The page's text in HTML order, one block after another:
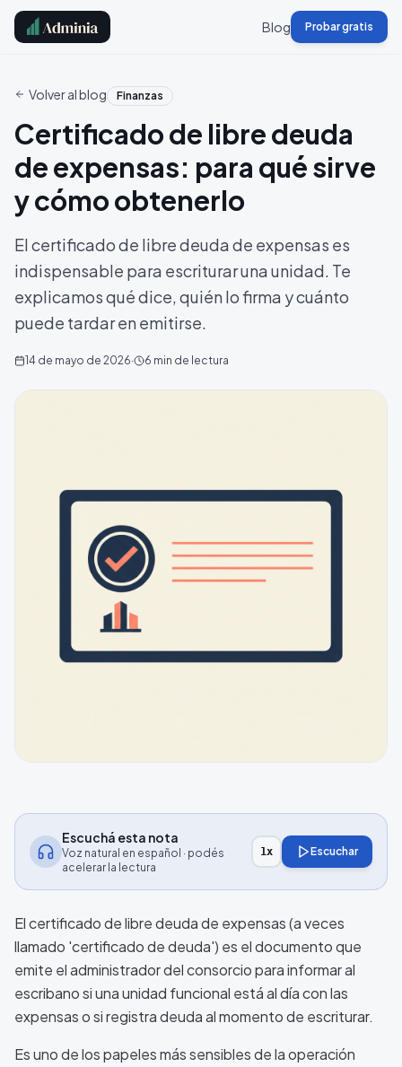
Blog Probar gratis
Volver al blog Finanzas
Certificado de libre deuda
de expensas: para qué sirve
y cómo obtenerlo
El certificado de libre deuda de expensas es
indispensable para escriturar una unidad. Te
explicamos qué dice, quién lo firma y cuánto
puede tardar en emitirse.
14 de mayo de 2026· 6 min de lectura
Escuchá esta nota
Voz natural en español · podés
acelerar la lectura
1x Escuchar
El certificado de libre deuda de expensas (a veces
llamado 'certificado de deuda') es el documento que
emite el administrador del consorcio para informar al
escribano si una unidad funcional está al día con las
expensas o si registra deuda al momento de escriturar.
Es uno de los papeles más sensibles de la operación